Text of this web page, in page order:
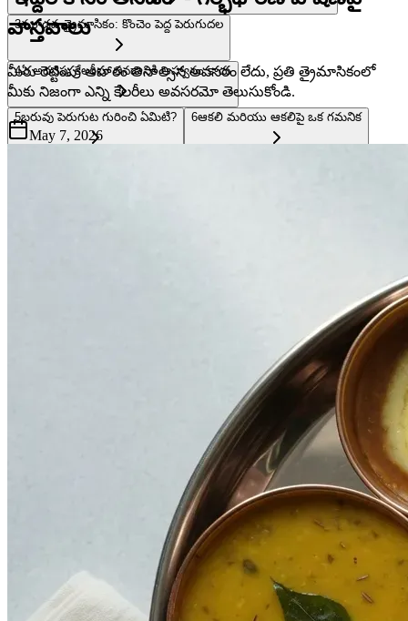
3మూడవ త్రైమాసికం: కొంచెం పెద్ద పెరుగుదల
4ఏ అదనపు కేలరీలు తినడానికి ఆహ్వానం కాదు
5బరువు పెరుగుట గురించి ఏమిటి? 6ఆకలి మరియు ఆకలిపై ఒక గమనిక
వాస్తవాలు
మీరు రెట్టింపు ఆహారం తినాల్సిన అవసరం లేదు, ప్రతి త్రైమాసికంలో
మీకు నిజంగా ఎన్ని కేలరీలు అవసరమో తెలుసుకోండి.
May 7, 2026